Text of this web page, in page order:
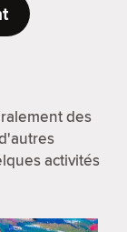
des
activités